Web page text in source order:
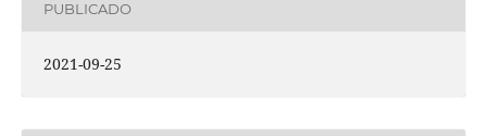
PUBLICADO
2021-09-25